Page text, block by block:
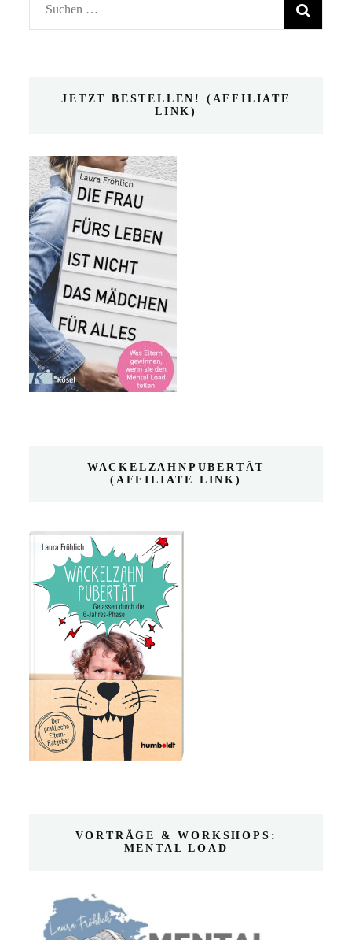
Suchen
nach:
JETZT BESTELLEN! (AFFILIATE
LINK)
WACKELZAHNPUBERTÄT
(AFFILIATE LINK)
VORTRÄGE & WORKSHOPS:
MENTAL LOAD